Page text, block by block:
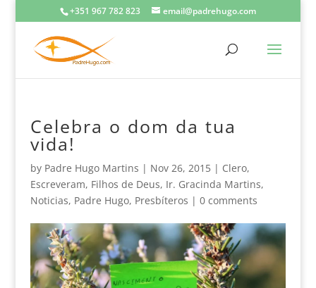
+351 967 782 823 email@padrehugo.com
Celebra o dom da tua
vida!
by Padre Hugo Martins | Nov 26, 2015| Clero,
Escreveram, Filhos de Deus, Ir. Gracinda Martins,
Noticias, Padre Hugo, Presbíteros | 0 comments